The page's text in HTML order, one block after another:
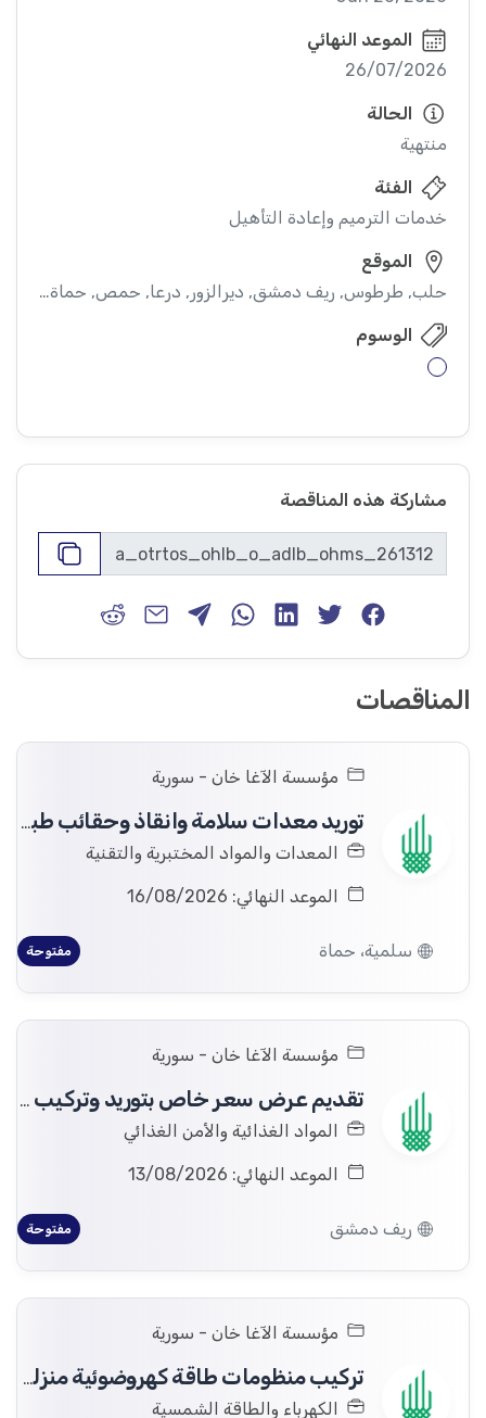
الموعد النهائي
26/07/2026
الحالة
منتهية
الفئة
خدمات الترميم وإعادة التأهيل
الموقع
حلب, طرطوس, ريف دمشق, ديرالزور, درعا, حمص, حماة, ادلب
الوسوم
مشاركة هذه المناقصة
المناقصات
مؤسسة الآغا خان - سورية
توريد معدات سلامة وانقاذ وحقائب طبية
المعدات والمواد المختبرية والتقنية
الموعد النهائي: 16/08/2026
سلمية، حماة مفتوحة
مؤسسة الآغا خان - سورية
تقديم عرض سعر خاص بتوريد وتركيب وتشغيل خط إنتاج أجبان وخزان حليب في ريف دمشق.
المواد الغذائية والأمن الغذائي
الموعد النهائي: 13/08/2026
ريف دمشق مفتوحة
مؤسسة الآغا خان - سورية
تركيب منظومات طاقة كهروضوئية منزلية في قرى محافظات حماه، طرطوس، وادلب
الكهرباء والطاقة الشمسية